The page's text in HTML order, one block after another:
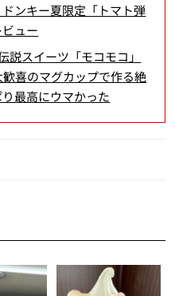
ンキー夏限定「トマト弾
ュー
説スイーツ「モコモコ」
喜のマグカップで作る絶
最高にウマかった